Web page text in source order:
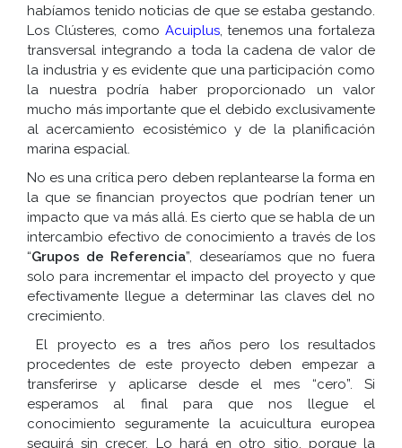
habíamos tenido noticias de que se estaba gestando.
Los Clústeres, como Acuiplus, tenemos una fortaleza
transversal integrando a toda la cadena de valor de
la industria y es evidente que una participación como
la nuestra podría haber proporcionado un valor
mucho más importante que el debido exclusivamente
al acercamiento ecosistémico y de la planificación
marina espacial.
No es una crítica pero deben replantearse la forma en
la que se financian proyectos que podrían tener un
impacto que va más allá. Es cierto que se habla de un
intercambio efectivo de conocimiento a través de los
“Grupos de Referencia”, desearíamos que no fuera
solo para incrementar el impacto del proyecto y que
efectivamente llegue a determinar las claves del no
crecimiento.
El proyecto es a tres años pero los resultados
procedentes de este proyecto deben empezar a
transferirse y aplicarse desde el mes “cero”. Si
esperamos al final para que nos llegue el
conocimiento seguramente la acuicultura europea
seguirá sin crecer. Lo hará en otro sitio, porque la